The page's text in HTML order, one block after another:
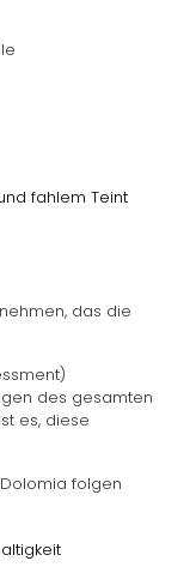
fahlem Teint
das die
des gesamten
es, diese
folgen